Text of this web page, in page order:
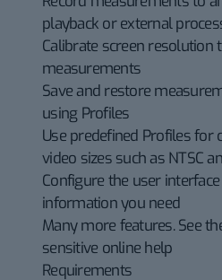
playback or external
Calibrate screen resolution
measurements
Save and restore
using Profiles
Use predefined Profiles for
video sizes such as NTSC
Configure the user
information you need
Many more features. See
sensitive online help
Requirements